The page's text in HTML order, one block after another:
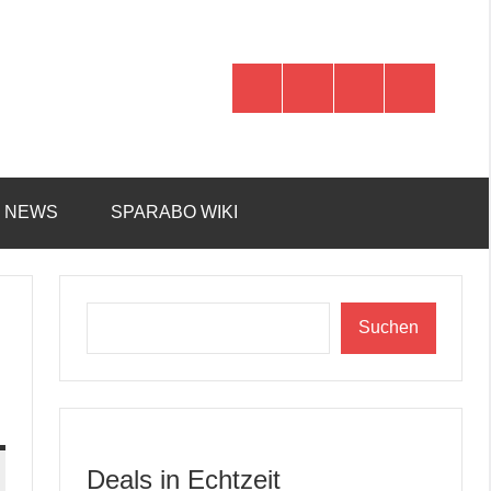
NEWS SPARABO WIKI
Suchen
Deals in Echtzeit